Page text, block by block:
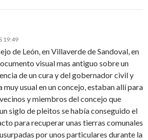
19:49
de León, en Villaverde de Sandoval, en
visual mas antiguo sobre un
de un cura y del gobernador civil y
muy usual en un concejo, estaban allí para
y miembros del concejo que
siglo de pleitos se había conseguido el
para recuperar unas tierras comunales
por unos particulares durante la